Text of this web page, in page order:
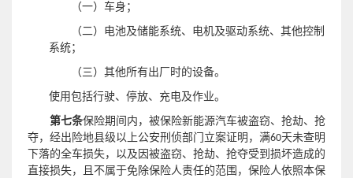
（一）车身；
（二）电池及储能系统、电机及驱动系统、其他控制
系统；
（三）其他所有出厂时的设备。
使用包括行驶、停放、充电及作业。
第七条保险期间内，被保险新能源汽车被盗窃、抢劫、抢
夺，经出险地县级以上公安刑侦部门立案证明，满60天未查明
下落的全车损失，以及因被盗窃、抢劫、抢夺受到损坏造成的
直接损失，且不属于免除保险人责任的范围，保险人依照本保